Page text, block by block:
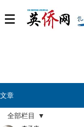
文章
全部栏目